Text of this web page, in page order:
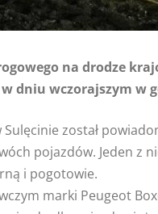
na drodze
dniu wczorajszym w
został
pojazdów. Jeden z
i pogotowie.
marki Peugeot